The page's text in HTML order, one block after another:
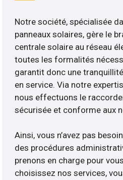
Notre société, spécialisée
panneaux solaires, gère le
centrale solaire au réseau
toutes les formalités
garantit donc une
en service. Via notre
nous effectuons le
sécurisée et conforme aux
Ainsi, vous n’avez pas
des procédures
prenons en charge pour
choisissez nos services,